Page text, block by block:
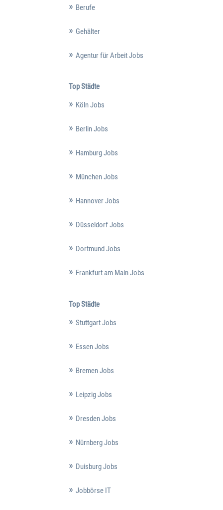
Berufe
Gehälter
Agentur für Arbeit Jobs
Top Städte
Köln Jobs
Berlin Jobs
Hamburg Jobs
München Jobs
Hannover Jobs
Düsseldorf Jobs
Dortmund Jobs
Frankfurt am Main Jobs
Top Städte
Stuttgart Jobs
Essen Jobs
Bremen Jobs
Leipzig Jobs
Dresden Jobs
Nürnberg Jobs
Duisburg Jobs
Jobbörse IT